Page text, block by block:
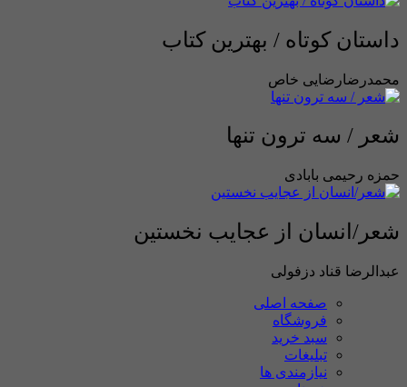
داستان کوتاه / بهترین کتاب
محمدرضارضایی خاص
شعر / سه ترون تنها
حمزه رحیمی بابادی
شعر/انسان از عجایب نخستین
عبدالرضا قناد دزفولی
صفحه اصلی
فروشگاه
سبد خرید
تبلیغات
نیازمندی ها